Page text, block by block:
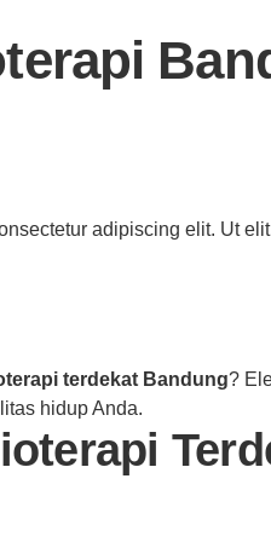
adipiscing elit. Ut
terdekat Bandung?
hidup Anda.